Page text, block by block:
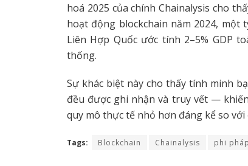
hoá 2025 của chính Chainalysis cho
hoạt động blockchain năm 2024, một
Liên Hợp Quốc ước tính 2–5% GDP
thống.
Sự khác biệt này cho thấy tính minh
đều được ghi nhận và truy vết —
quy mô thực tế nhỏ hơn đáng kể so
Tags: Blockchain Chainalysis phi pháp